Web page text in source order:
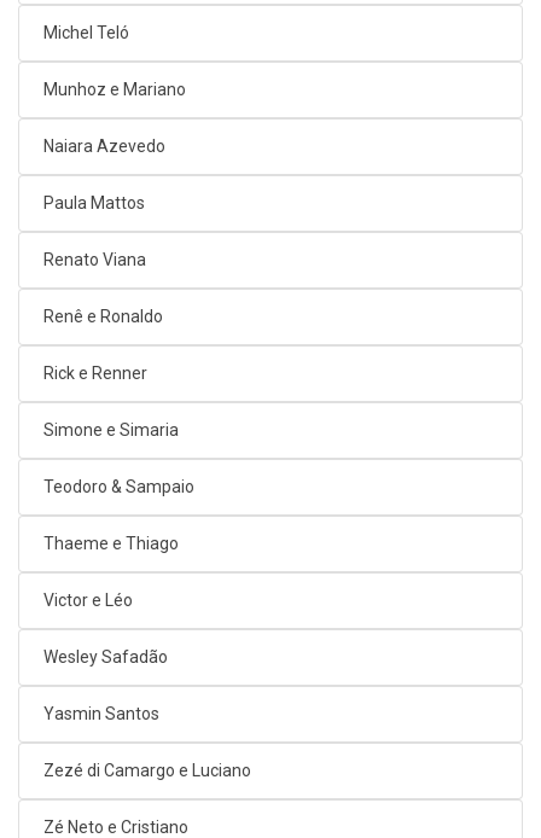
Michel Teló
Munhoz e Mariano
Naiara Azevedo
Paula Mattos
Renato Viana
Renê e Ronaldo
Rick e Renner
Simone e Simaria
Teodoro & Sampaio
Thaeme e Thiago
Victor e Léo
Wesley Safadão
Yasmin Santos
Zezé di Camargo e Luciano
Zé Neto e Cristiano